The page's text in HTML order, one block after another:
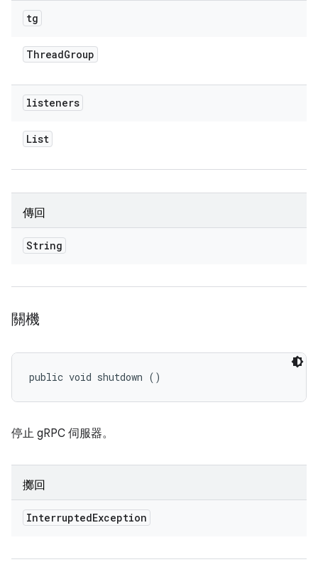
tg
ThreadGroup
listeners
List
傳回
String
關機
public void shutdown ()
停止 gRPC 伺服器。
擲回
InterruptedException